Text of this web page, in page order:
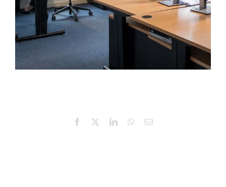
Facebook LinkedInWhatsApp
E-